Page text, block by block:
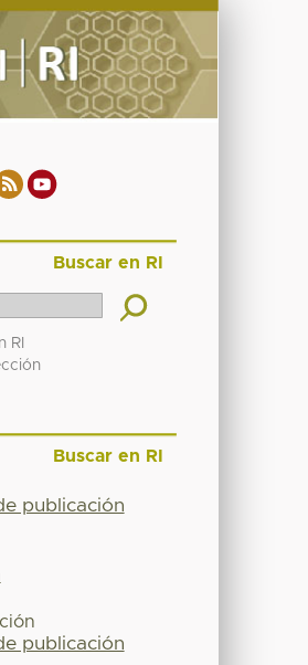
Buscar en RI
RI
Buscar en RI
publicación
publicación